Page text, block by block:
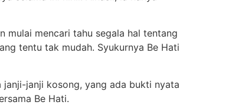
mulai mencari tahu segala hal tentang
tentu tak mudah. Syukurnya Be Hati
janji kosong, yang ada bukti nyata
Be Hati.